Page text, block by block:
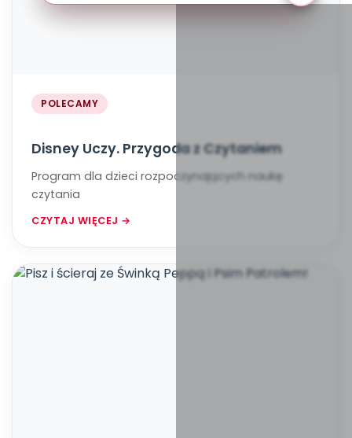
POLECAMY
Disney Uczy. Przygoda z Czytaniem
Program dla dzieci rozpoczynających naukę
czytania
CZYTAJ WIĘCEJ →